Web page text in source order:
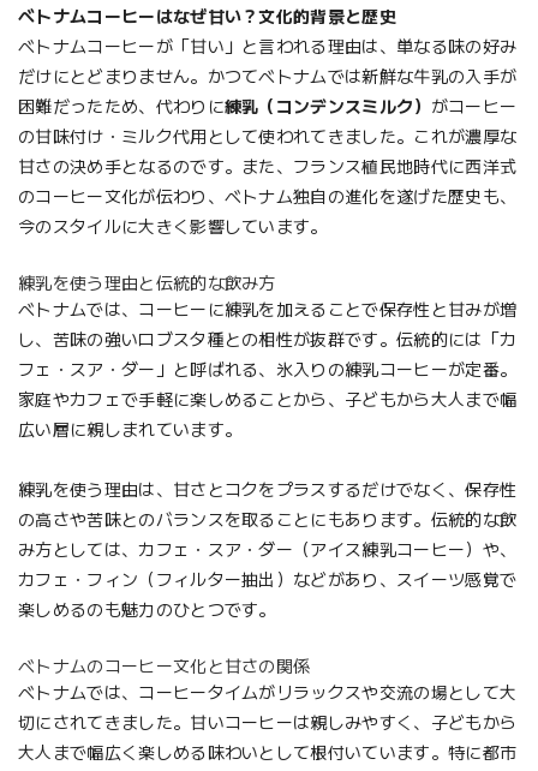
ベトナムコーヒーはなぜ甘い？文化的背景と歴史
ベトナムコーヒーが「甘い」と言われる理由は、単なる味の好み
だけにとどまりません。かつてベトナムでは新鮮な牛乳の入手が
困難だったため、代わりに練乳（コンデンスミルク） がコーヒー
の甘味付け・ミルク代用として使われてきました。これが濃厚な
甘さの決め手となるのです。また、フランス植民地時代に西洋式
のコーヒー文化が伝わり、ベトナム独自の進化を遂げた歴史も、
今のスタイルに大きく影響しています。
練乳を使う理由と伝統的な飲み方
ベトナムでは、コーヒーに練乳を加えることで保存性と甘みが増
し、苦味の強いロブスタ種との相性が抜群です。伝統的には「カ
フェ・スア・ダー」と呼ばれる、氷入りの練乳コーヒーが定番。
家庭やカフェで手軽に楽しめることから、子どもから大人まで幅
広い層に親しまれています。
練乳を使う理由は、甘さとコクをプラスするだけでなく、保存性
の高さや苦味とのバランスを取ることにもあります。伝統的な飲
み方としては、カフェ・スア・ダー（アイス練乳コーヒー）や、
カフェ・フィン（フィルター抽出）などがあり、スイーツ感覚で
楽しめるのも魅力のひとつです。
ベトナムのコーヒー文化と甘さの関係
ベトナムでは、コーヒータイムがリラックスや交流の場として大
切にされてきました。甘いコーヒーは親しみやすく、子どもから
大人まで幅広く楽しめる味わいとして根付いています。特に都市